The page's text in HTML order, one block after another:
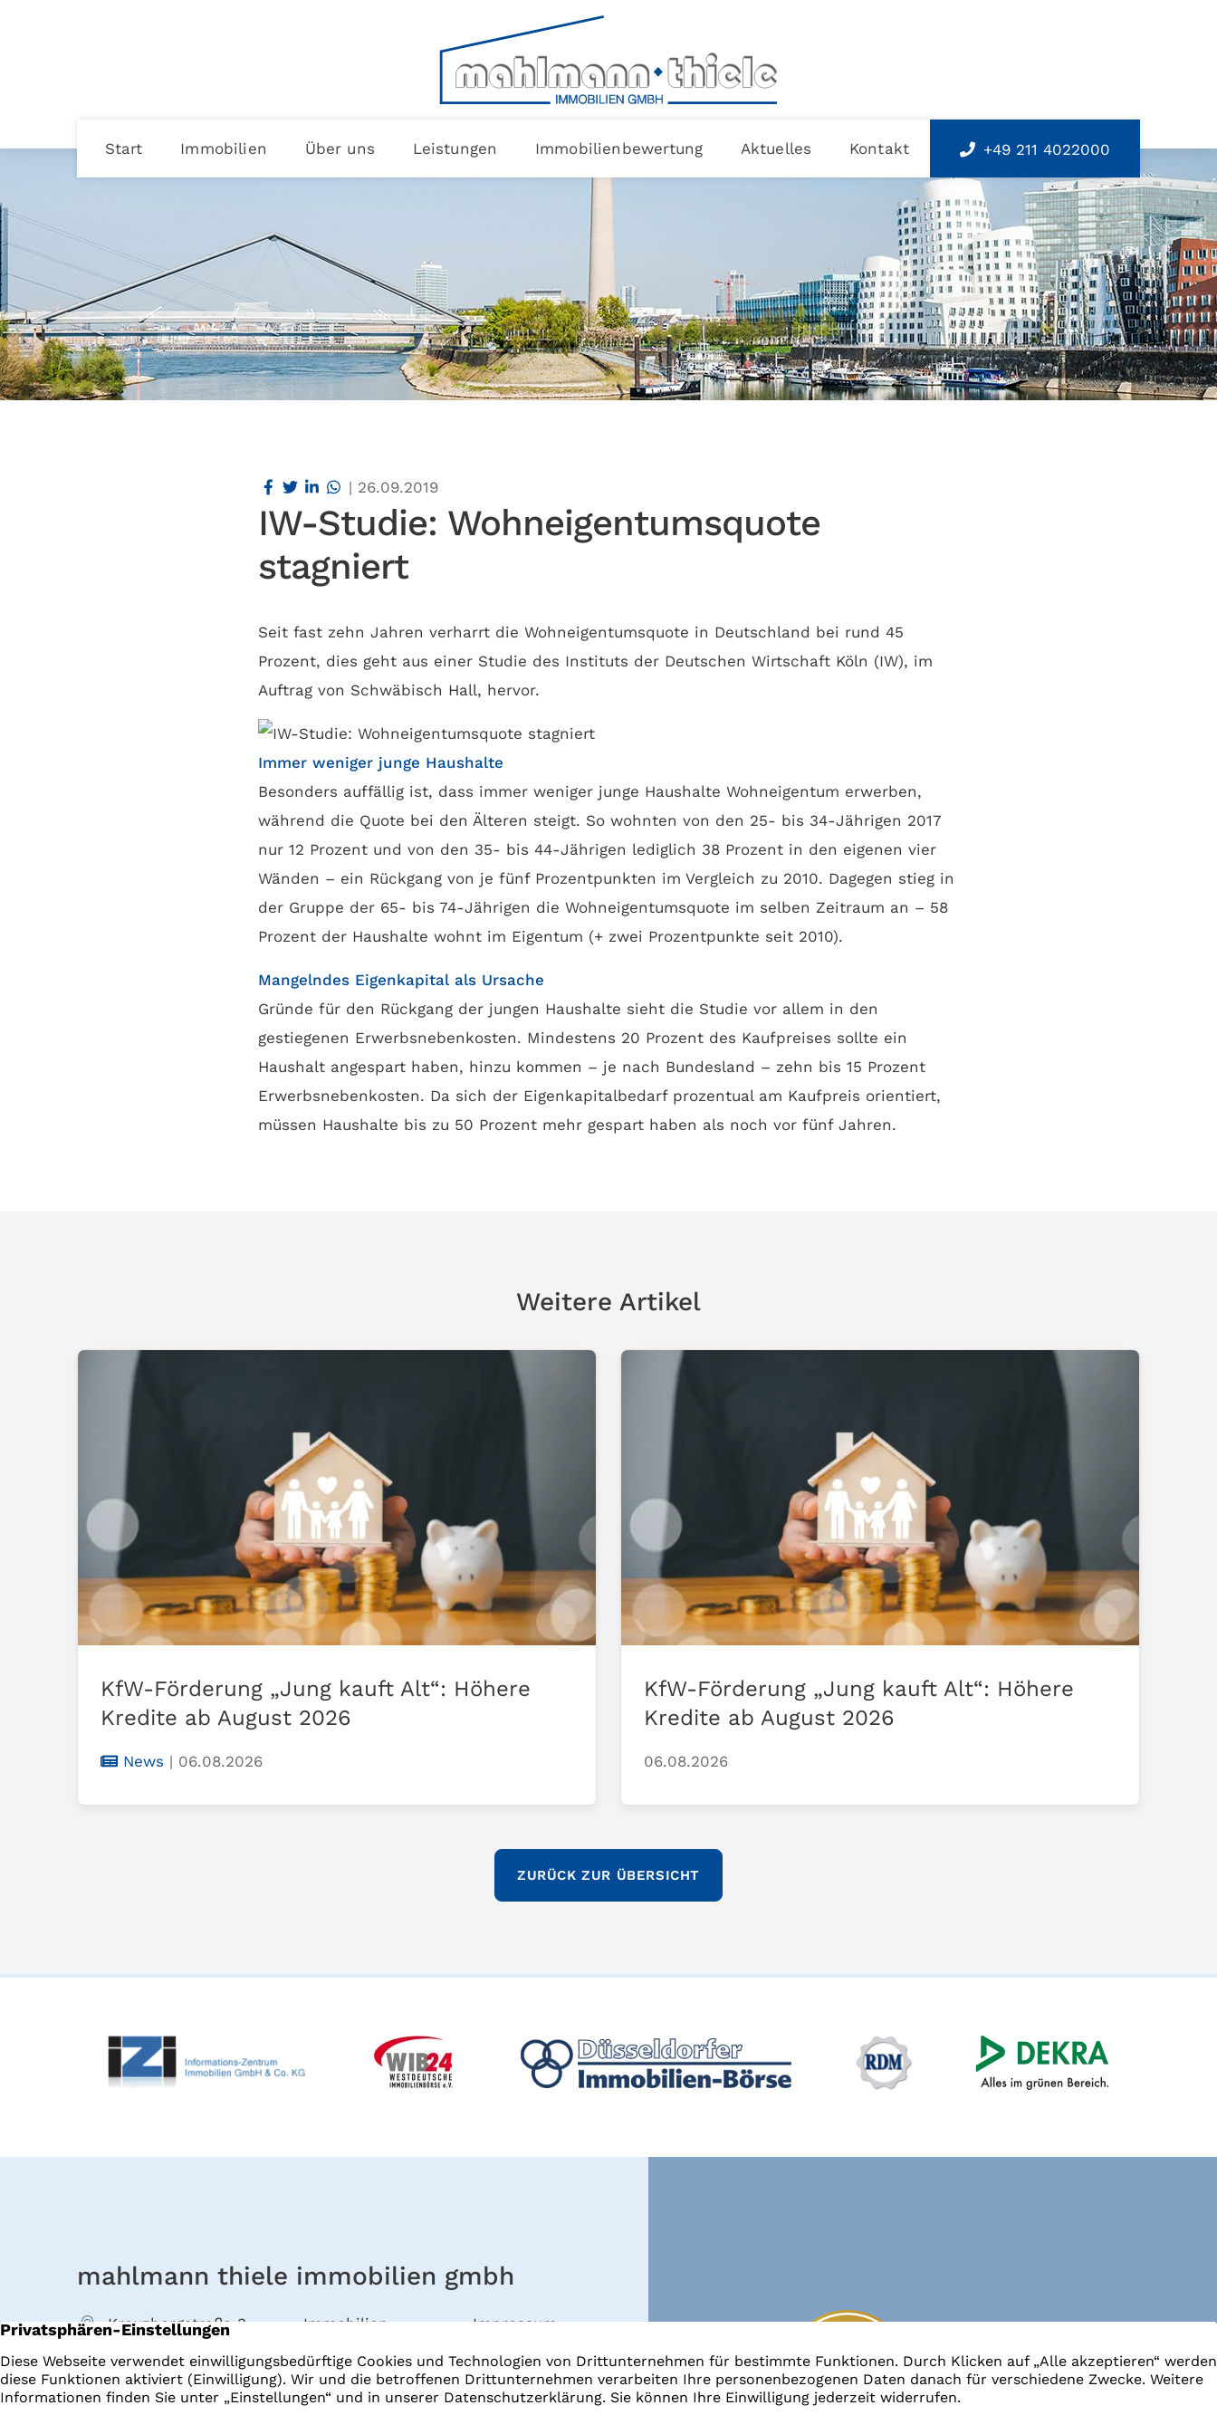
Start Immobilien Über uns Leistungen Immobilienbewertung Aktuelles Kontakt +49 211 4022000
| 26.09.2019
IW-Studie: Wohneigentumsquote
stagniert
Seit fast zehn Jahren verharrt die Wohneigentumsquote in Deutschland bei rund 45
Prozent, dies geht aus einer Studie des Instituts der Deutschen Wirtschaft Köln (IW), im
Auftrag von Schwäbisch Hall, hervor.
Immer weniger junge Haushalte
Besonders auffällig ist, dass immer weniger junge Haushalte Wohneigentum erwerben,
während die Quote bei den Älteren steigt. So wohnten von den 25- bis 34-Jährigen 2017
nur 12 Prozent und von den 35- bis 44-Jährigen lediglich 38 Prozent in den eigenen vier
Wänden – ein Rückgang von je fünf Prozentpunkten im Vergleich zu 2010. Dagegen stieg in
der Gruppe der 65- bis 74-Jährigen die Wohneigentumsquote im selben Zeitraum an – 58
Prozent der Haushalte wohnt im Eigentum (+ zwei Prozentpunkte seit 2010).
Mangelndes Eigenkapital als Ursache
Gründe für den Rückgang der jungen Haushalte sieht die Studie vor allem in den
gestiegenen Erwerbsnebenkosten. Mindestens 20 Prozent des Kaufpreises sollte ein
Haushalt angespart haben, hinzu kommen – je nach Bundesland – zehn bis 15 Prozent
Erwerbsnebenkosten. Da sich der Eigenkapitalbedarf prozentual am Kaufpreis orientiert,
müssen Haushalte bis zu 50 Prozent mehr gespart haben als noch vor fünf Jahren.
Weitere Artikel
KfW-Förderung „Jung kauft Alt“: Höhere
Kredite ab August 2026
News | 06.08.2026
KfW-Förderung „Jung kauft Alt“: Höhere
Kredite ab August 2026
06.08.2026
ZURÜCK ZUR ÜBERSICHT
mahlmann thiele immobilien gmbh
Kreuzbergstraße 3
40489 Düsseldorf
+49 211 4022000
Immobilien Impressum
Startseite Datenschutz
Datenraum facebook